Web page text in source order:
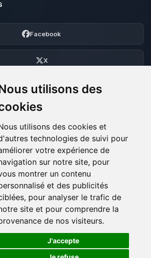
utilisons des
utilisons des cookies et
technologies de suivi pour
votre expérience de
sur notre site, pour
montrer un contenu
et des publicités
pour analyser le trafic de
site et pour comprendre la
de nos visiteurs.
J'accepte
Facebook
X
Discord
Forum
DE PAIEMENT ACCEPTÉS
🍪